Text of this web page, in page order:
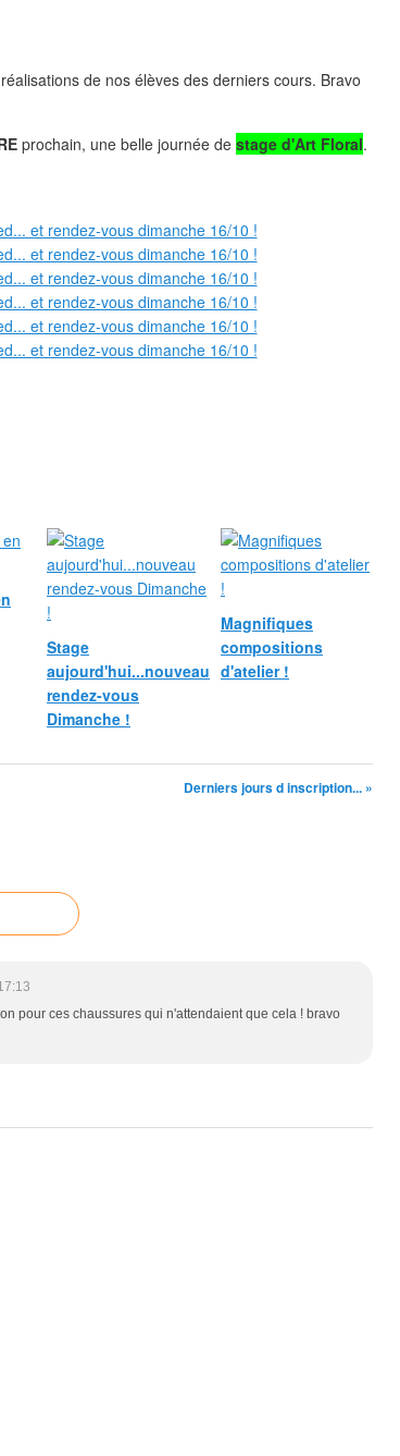
de nos élèves des derniers cours. Bravo
prochain, une belle journée de stage d'Art Floral.
Stage
aujourd'hui...nouveau
rendez-vous
Dimanche !
Magnifiques
compositions
d'atelier !
Derniers jours d inscription... »
pour ces chaussures qui n'attendaient que cela ! bravo